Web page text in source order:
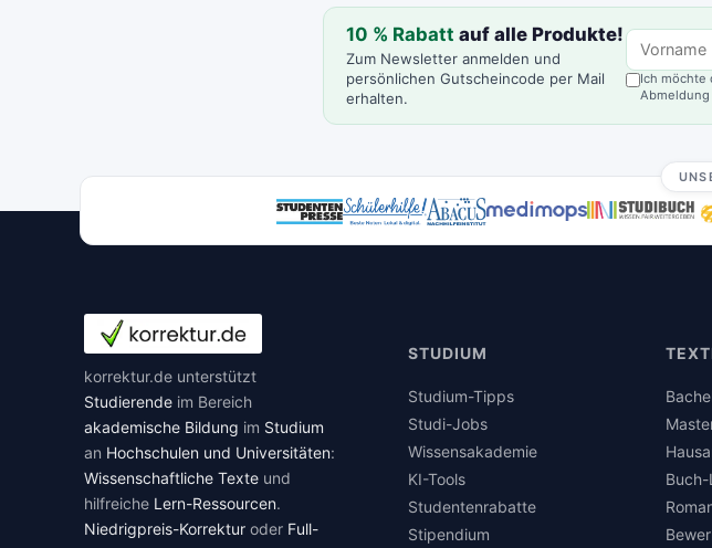
10 % Rabatt auf alle Produkte!
Zum Newsletter anmelden und
persönlichen Gutscheincode per Mail
erhalten.
Ich möchte
korrektur.de unterstützt
Studierende im Bereich
akademische Bildung im Studium
an Hochschulen und Universitäten:
Wissenschaftliche Texte und
hilfreiche Lern-Ressourcen.
Niedrigpreis-Korrektur oder Full-
STUDIUM
Studium-Tipps
Studi-Jobs
Wissensakademie
KI-Tools
Studentenrabatte
Stipendium